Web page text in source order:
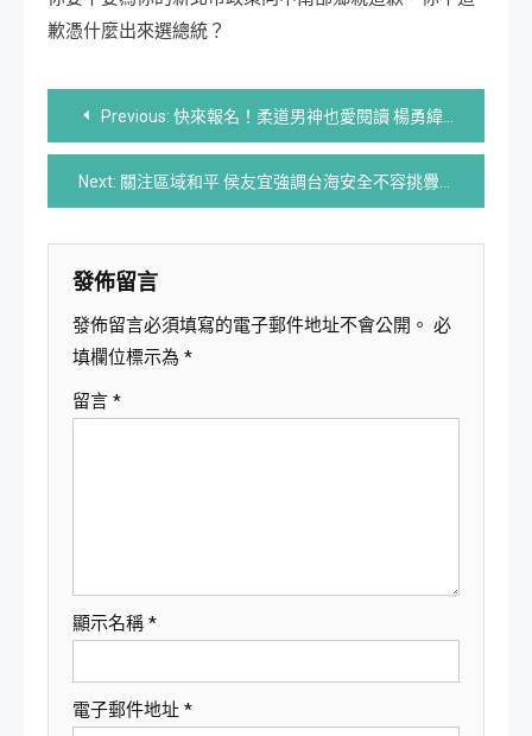
歉憑什麼出來選總統？
文
章
導
覽
Previous: 快來報名！柔道男神也愛閱讀 楊勇緯5/28中市圖開講
Next: 關注區域和平 侯友宜強調台海安全不容挑釁
發佈留言
發佈留言必須填寫的電子郵件地址不會公開。 必
填欄位標示為 *
留言 *
顯示名稱 *
電子郵件地址 *